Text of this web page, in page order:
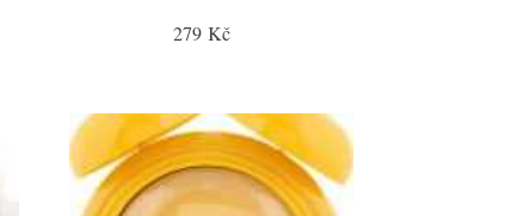
279 Kč